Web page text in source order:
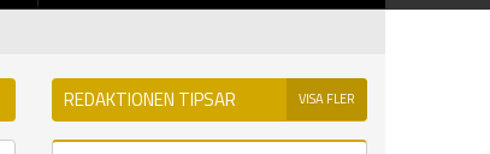
REDAKTIONEN TIPSAR VISA FLER